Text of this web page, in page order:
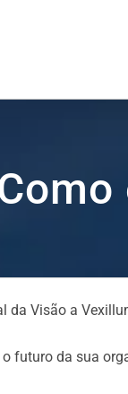
da Visão a
futuro da sua